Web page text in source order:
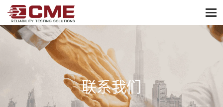
联系我们